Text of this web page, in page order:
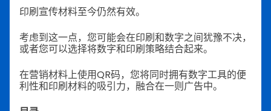
印刷宣传材料至今仍然有效。
考虑到这一点，您可能会在印刷和数字之间犹豫不决，
或者您可以选择将数字和印刷策略结合起来。
在营销材料上使用QR码，您将同时拥有数字工具的便
利性和印刷材料的吸引力，融合在一则广告中。